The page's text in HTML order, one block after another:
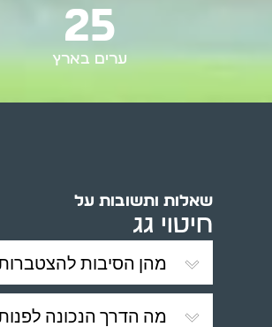
ערים בארץ
25
שאלות ותשובות על
חיטוי גג
מהן הסיבות
מה הדרך הנכונה